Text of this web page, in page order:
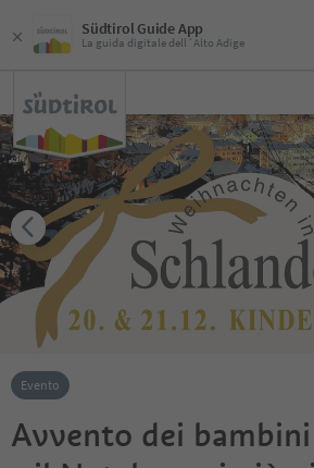
Südtirol Guide App
La guida digitale dell´Alto Adige
Evento
Avvento dei